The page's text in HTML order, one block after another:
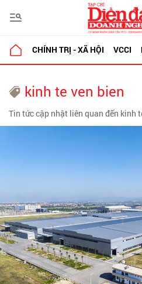
CHÍNH TRỊ - XÃ HỘI VCCI
kinh te ven bien
Tin tức cập nhật liên quan đến kinh